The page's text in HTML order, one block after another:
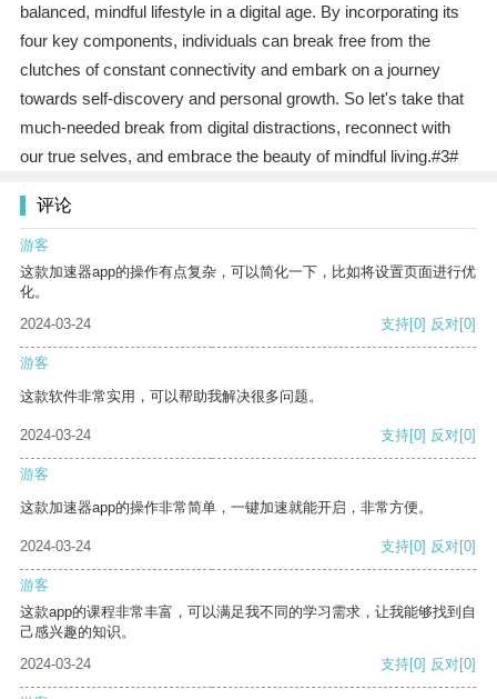
balanced, mindful lifestyle in a digital age. By incorporating its
four key components, individuals can break free from the
clutches of constant connectivity and embark on a journey
towards self-discovery and personal growth. So let's take that
much-needed break from digital distractions, reconnect with
our true selves, and embrace the beauty of mindful living.#3#
评论
游客
这款加速器app的操作有点复杂，可以简化一下，比如将设置页面进行优
化。
2024-03-24
支持[0] 反对[0]
游客
这款软件非常实用，可以帮助我解决很多问题。
2024-03-24 支持[0] 反对[0]
游客
这款加速器app的操作非常简单，一键加速就能开启，非常方便。
2024-03-24 支持[0] 反对[0]
游客
这款app的课程非常丰富，可以满足我不同的学习需求，让我能够找到自
己感兴趣的知识。
2024-03-24
支持[0] 反对[0]